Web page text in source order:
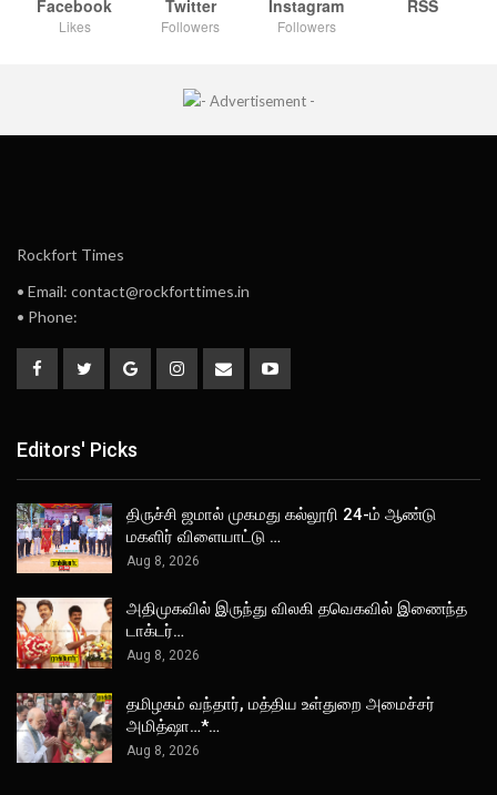
Facebook
Likes
Twitter
Followers
Instagram
Followers
RSS
Rockfort Times
• Email: contact@rockforttimes.in
• Phone:
Editors' Picks
திருச்சி ஜமால் முகமது கல்லூரி 24-ம் ஆண்டு
மகளிர் விளையாட்டு …
Aug 8, 2026
அதிமுகவில் இருந்து விலகி தவெகவில் இணைந்த
டாக்டர்…
Aug 8, 2026
தமிழகம் வந்தார், மத்திய உள்துறை அமைச்சர்
அமித்ஷா…*…
Aug 8, 2026